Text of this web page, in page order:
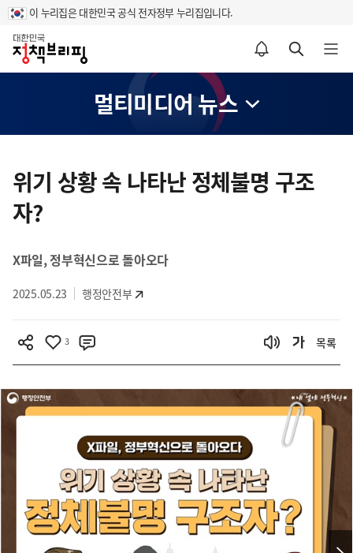
이 누리집은 대한민국 공식 전자정부 누리집입니다.
홈
알림설정 바로가기 검색 바로가기 메뉴 열기
멀티미디어 뉴스
텐
츠
영
위기 상황 속 나타난 정체불명 구조
자?
X파일, 정부혁신으로 돌아오다
2025.05.23 행정안전부
3 목록